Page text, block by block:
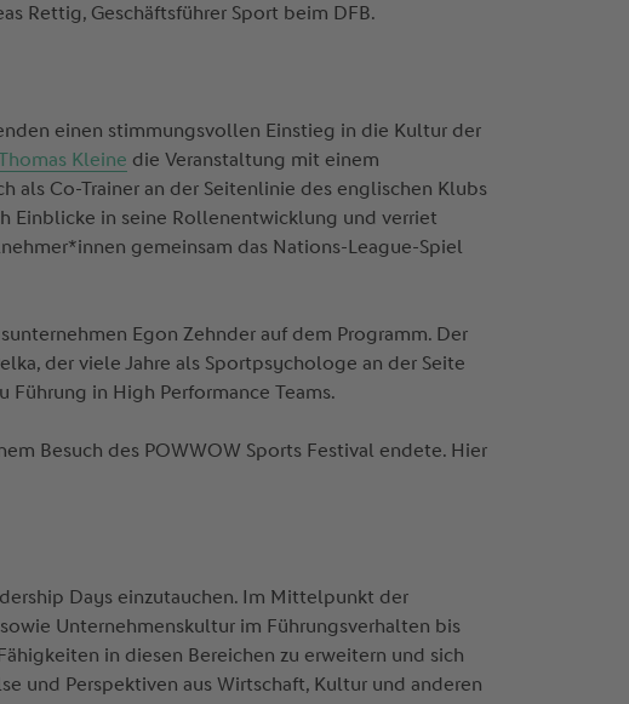
Rettig, Geschäftsführer Sport beim DFB.
einen stimmungsvollen Einstieg in die Kultur der
Kleine die Veranstaltung mit einem
als Co-Trainer an der Seitenlinie des englischen Klubs
Einblicke in seine Rollenentwicklung und verriet
gemeinsam das Nations-League-Spiel
Egon Zehnder auf dem Programm. Der
der viele Jahre als Sportpsychologe an der Seite
in High Performance Teams.
Besuch des POWWOW Sports Festival endete. Hier
Days einzutauchen. Im Mittelpunkt der
Unternehmenskultur im Führungsverhalten bis
in diesen Bereichen zu erweitern und sich
und Perspektiven aus Wirtschaft, Kultur und anderen